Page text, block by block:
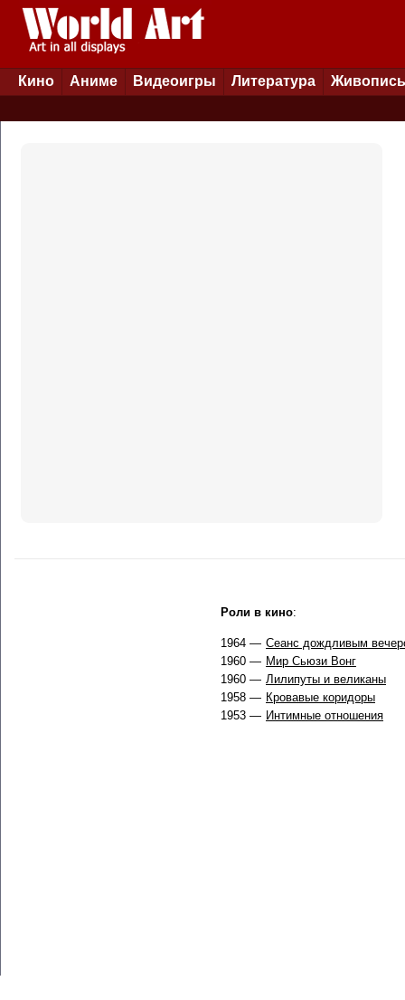
Кино Аниме Видеоигры Литература Живопись
Роли в кино:
1964 — Сеанс дождливым
1960 — Мир Сьюзи Вонг
1960 — Лилипуты и великаны
1958 — Кровавые коридоры
1953 — Интимные отношения